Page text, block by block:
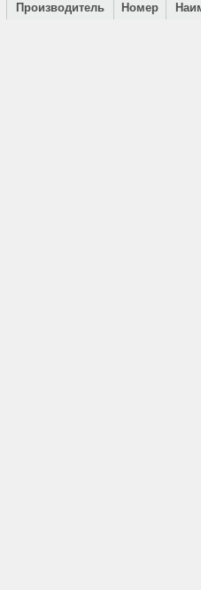
Производитель Номер